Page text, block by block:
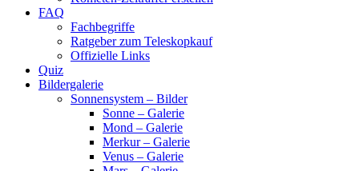
FAQ
Fachbegriffe
Ratgeber zum Teleskopkauf
Offizielle Links
Quiz
Bildergalerie
Sonnensystem – Bilder
Sonne – Galerie
Mond – Galerie
Merkur – Galerie
Venus – Galerie